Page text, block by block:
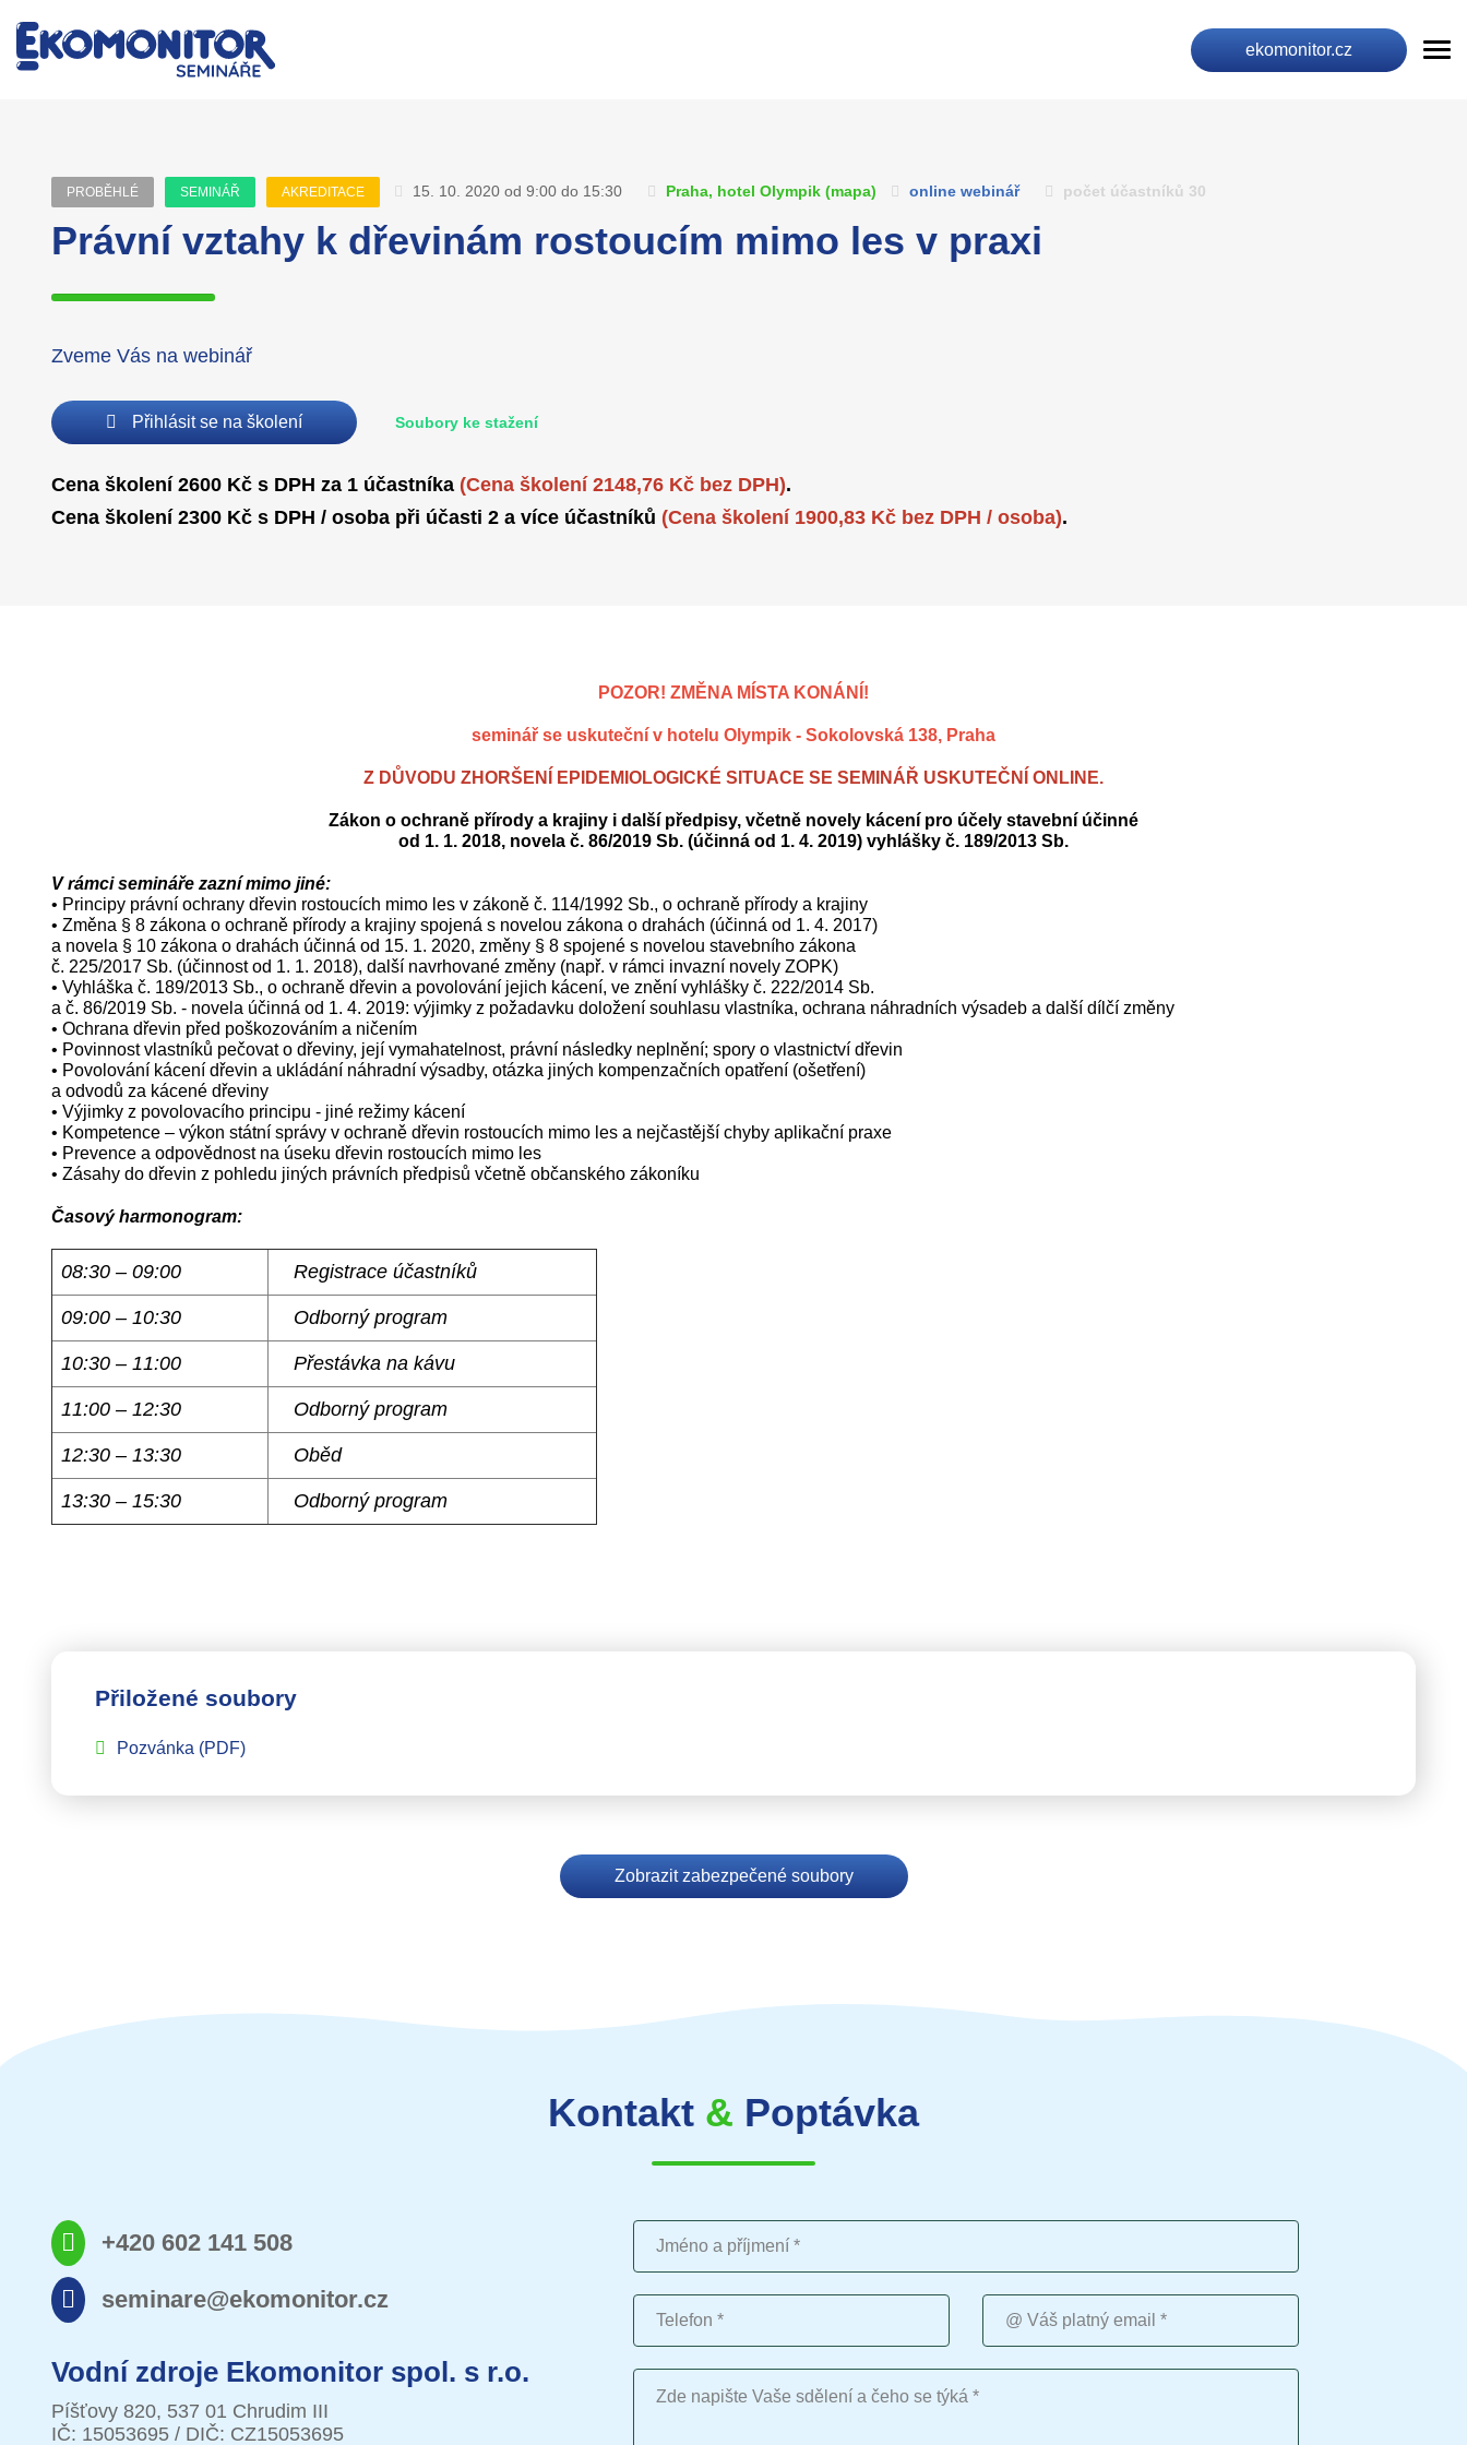
ekomonitor.cz
PROBĚHLÉ SEMINÁŘ AKREDITACE 15. 10. 2020 od 9:00 do 15:30 Praha, hotel Olympik (mapa) online webinář počet účastníků 30
Právní vztahy k dřevinám rostoucím mimo les v praxi
Zveme Vás na webinář
Přihlásit se na školení Soubory ke stažení
Cena školení 2600 Kč s DPH za 1 účastníka (Cena školení 2148,76 Kč bez DPH).
Cena školení 2300 Kč s DPH / osoba při účasti 2 a více účastníků (Cena školení 1900,83 Kč bez DPH / osoba).
POZOR! ZMĚNA MÍSTA KONÁNÍ!
seminář se uskuteční v hotelu Olympik - Sokolovská 138, Praha
Z DŮVODU ZHORŠENÍ EPIDEMIOLOGICKÉ SITUACE SE SEMINÁŘ USKUTEČNÍ ONLINE.
Zákon o ochraně přírody a krajiny i další předpisy, včetně novely kácení pro účely stavební účinné
od 1. 1. 2018, novela č. 86/2019 Sb. (účinná od 1. 4. 2019) vyhlášky č. 189/2013 Sb.
V rámci semináře zazní mimo jiné:
• Principy právní ochrany dřevin rostoucích mimo les v zákoně č. 114/1992 Sb., o ochraně přírody a krajiny
• Změna § 8 zákona o ochraně přírody a krajiny spojená s novelou zákona o drahách (účinná od 1. 4. 2017)
a novela § 10 zákona o drahách účinná od 15. 1. 2020, změny § 8 spojené s novelou stavebního zákona
č. 225/2017 Sb. (účinnost od 1. 1. 2018), další navrhované změny (např. v rámci invazní novely ZOPK)
• Vyhláška č. 189/2013 Sb., o ochraně dřevin a povolování jejich kácení, ve znění vyhlášky č. 222/2014 Sb.
a č. 86/2019 Sb. - novela účinná od 1. 4. 2019: výjimky z požadavku doložení souhlasu vlastníka, ochrana náhradních výsadeb a další dílčí změny
• Ochrana dřevin před poškozováním a ničením
• Povinnost vlastníků pečovat o dřeviny, její vymahatelnost, právní následky neplnění; spory o vlastnictví dřevin
• Povolování kácení dřevin a ukládání náhradní výsadby, otázka jiných kompenzačních opatření (ošetření)
a odvodů za kácené dřeviny
• Výjimky z povolovacího principu - jiné režimy kácení
• Kompetence – výkon státní správy v ochraně dřevin rostoucích mimo les a nejčastější chyby aplikační praxe
• Prevence a odpovědnost na úseku dřevin rostoucích mimo les
• Zásahy do dřevin z pohledu jiných právních předpisů včetně občanského zákoníku
Časový harmonogram:
08:30 – 09:00 Registrace účastníků
09:00 – 10:30 Odborný program
10:30 – 11:00 Přestávka na kávu
11:00 – 12:30 Odborný program
12:30 – 13:30 Oběd
13:30 – 15:30 Odborný program
Přiložené soubory
Pozvánka (PDF)
Zobrazit zabezpečené soubory
Kontakt & Poptávka
+420 602 141 508
seminare@ekomonitor.cz
Vodní zdroje Ekomonitor spol. s r.o.
Píšťovy 820, 537 01 Chrudim III
IČ: 15053695 / DIČ: CZ15053695
Jméno a příjmení
Telefon Váš platný email
Vaše sdělení